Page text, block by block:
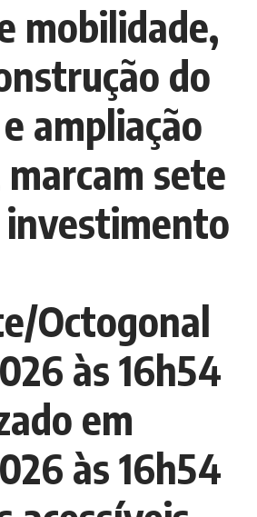
mobilidade,
do
ampliação
marcam sete
investimento
Octogonal
às 16h54
em
às 16h54